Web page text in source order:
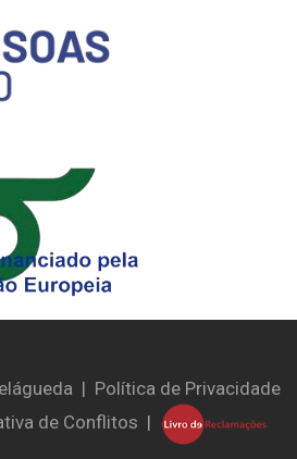
| Política de Privacidade
de Conflitos |